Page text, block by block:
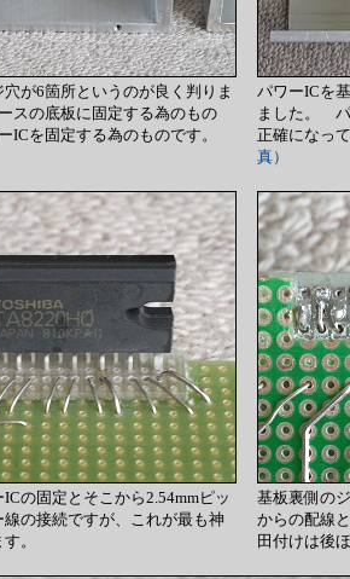
が6箇所というのが良く判りま
スの底板に固定する為のもの
ICを固定する為のものです。
パワーICを
ました。 パ
正確になっ
真）
の固定とそこから2.54mmピッ
の接続ですが、これが最も神
。
基板裏側の
からの配線
田付けは後